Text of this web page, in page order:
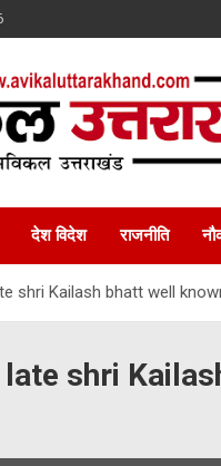
देश विदेश राजनीति
shri Kailash bhatt well
shri